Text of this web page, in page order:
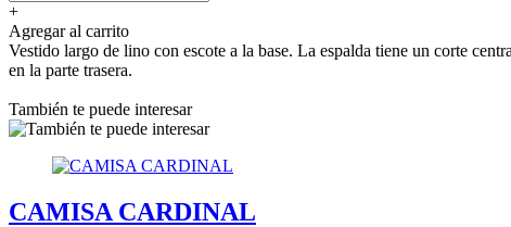
+
Agregar al carrito
Vestido largo de lino con escote a la base. La espalda tiene un corte
en la parte trasera.
También te puede interesar
CAMISA CARDINAL